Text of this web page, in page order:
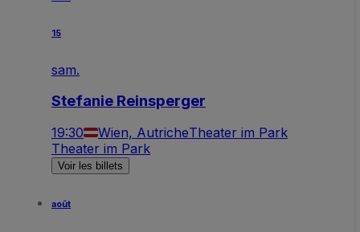
15
sam.
Stefanie Reinsperger
19:30 Wien, AutricheTheater im Park
Theater im Park
Voir les billets
août